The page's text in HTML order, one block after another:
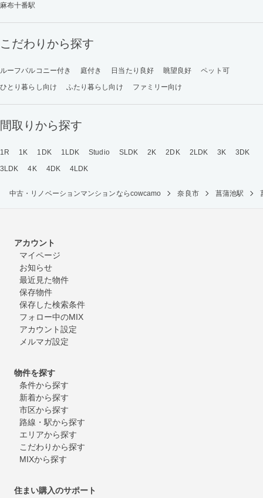
麻布十番駅
こだわりから探す
ルーフバルコニー付き 庭付き 日当たり良好 眺望良好
ペット可
ひとり暮らし向け
ふたり暮らし向け ファミリー向け
間取りから探す
1R 1K 1DK 1LDK Studio SLDK 2K 2DK 2LDK 3K
3DK
3LDK
4K 4DK 4LDK
中古・リノベーションマンションならcowcamo 奈良市 菖蒲池駅
アカウント
マイページ
お知らせ
最近見た物件
保存物件
保存した検索条件
フォロー中のMIX
アカウント設定
メルマガ設定
物件を探す
条件から探す
新着から探す
市区から探す
路線・駅から探す
エリアから探す
こだわりから探す
MIXから探す
住まい購入のサポート